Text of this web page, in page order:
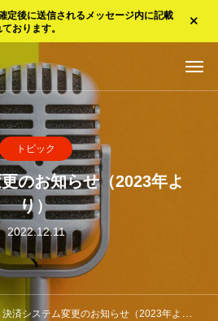
定後に送信されるメッセージ内に記載
おります。
トピック
のお知らせ（2023年よ
り）
2022.12.11
決済システム変更のお知らせ（2023年より）